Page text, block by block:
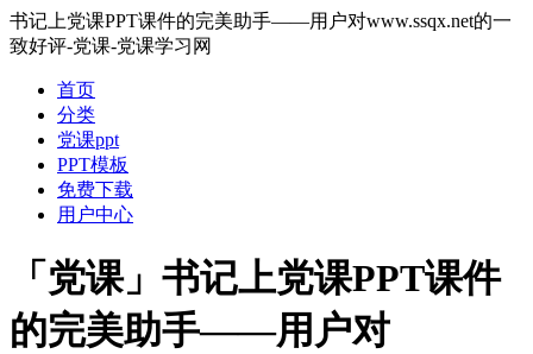
书记上党课PPT课件的完美助手——用户对www.ssqx.net的一
致好评-党课-党课学习网
首页
分类
党课ppt
PPT模板
免费下载
用户中心
「党课」书记上党课PPT课件
的完美助手——用户对